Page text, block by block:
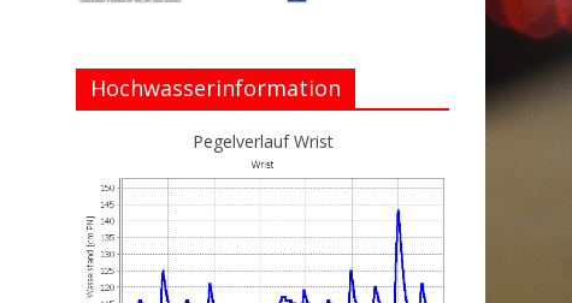
Hochwasserinformation
Pegelverlauf Wrist